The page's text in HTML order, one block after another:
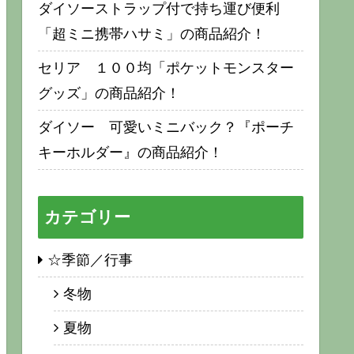
ダイソーストラップ付で持ち運び便利
「超ミニ携帯ハサミ」の商品紹介！
セリア １００均「ポケットモンスター
グッズ」の商品紹介！
ダイソー 可愛いミニバック？『ポーチ
キーホルダー』の商品紹介！
カテゴリー
☆季節／行事
冬物
夏物